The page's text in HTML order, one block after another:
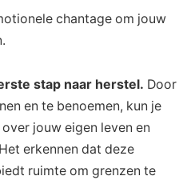
chantage om jouw
stap naar herstel. Door
en te benoemen, kun je
jouw eigen leven en
erkennen dat deze
ruimte om grenzen te